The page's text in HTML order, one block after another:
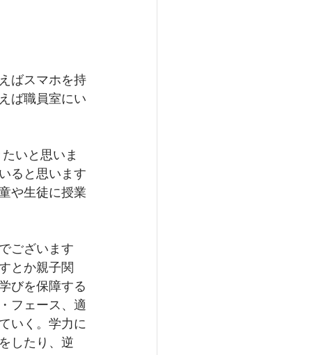
ばスマホを持
ば職員室にい
いと思いま
ると思います
や生徒に授業
ございます
とか親子関
びを保障する
フェース、適
いく。学力に
したり、逆